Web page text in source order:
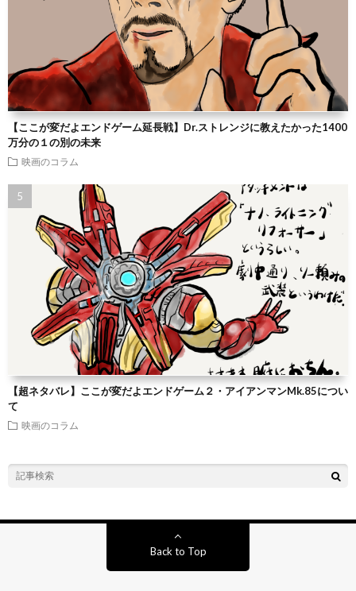
【ここが変だよエンドゲーム延長戦】Dr.ストレンジに教えたかった1400
万分の１の別の未来
映画のコラム
【超ネタバレ】ここが変だよエンドゲーム２・アイアンマンMk.85につい
て
映画のコラム
Back to Top